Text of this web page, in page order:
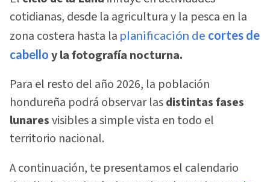
cotidianas, desde la agricultura y la pesca en la
zona costera hasta la planificación de cortes de
cabello y la fotografía nocturna.
Para el resto del año 2026, la población
hondureña podrá observar lasdistintas fases
lunaresvisibles a simple vista en todo el
territorio nacional.
A continuación, te presentamos el calendario